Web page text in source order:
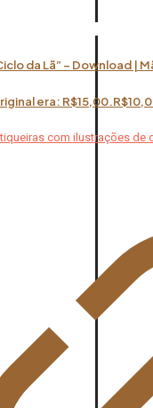
da Lã” – Download |
era: R$15,00.R$